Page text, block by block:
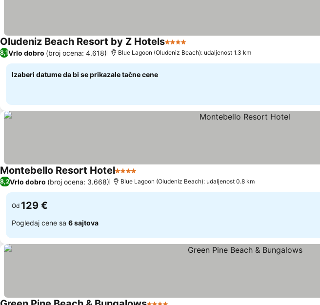
Oludeniz Beach Resort by Z Hotels4 Zvezdice
8,1Vrlo dobro (broj ocena: 4.618) Blue Lagoon (Oludeniz Beach): udaljenost 1.3 km
Izaberi datume da bi se prikazale tačne cene
Montebello Resort Hotel4 Zvezdice
8,2Vrlo dobro (broj ocena: 3.668) Blue Lagoon (Oludeniz Beach): udaljenost 0.8 km
Od 129 €
Pogledaj cene sa 6 sajtova